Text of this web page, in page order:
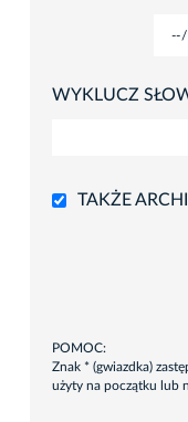
WYKLUCZ
TAKŻE
POMOC:
Znak * (gwiazdka)
użyty na początku lub